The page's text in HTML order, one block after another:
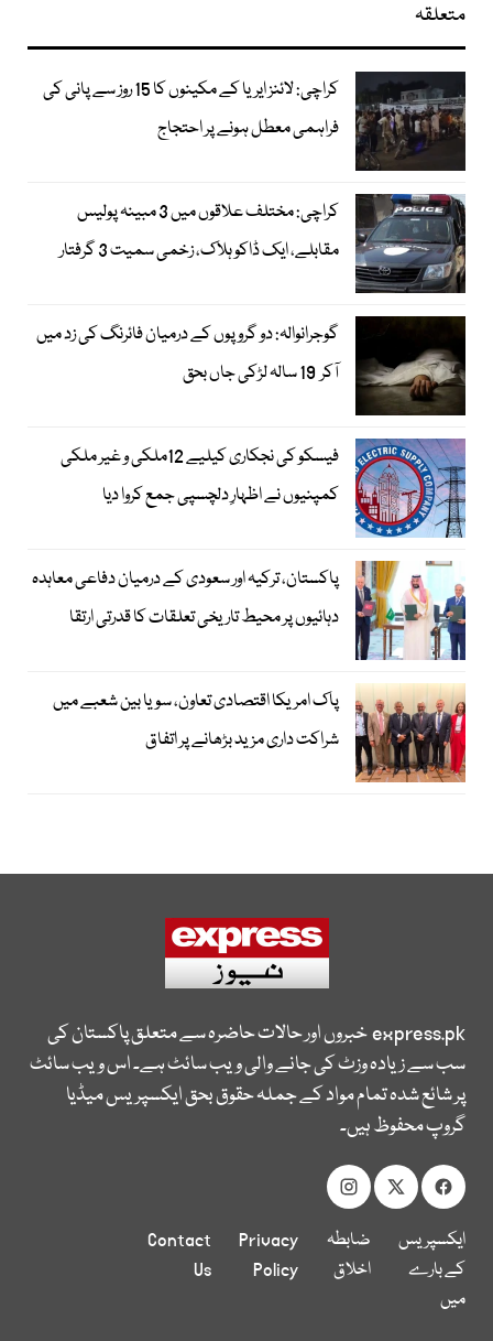
متعلقہ
کراچی: لائنز ایریا کے مکینوں کا 15 روز سے پانی کی
فراہمی معطل ہونے پر احتجاج
کراچی: مختلف علاقوں میں 3 مبینہ پولیس
مقابلے، ایک ڈاکو ہلاک، زخمی سمیت 3 گرفتار
گوجرانوالہ: دو گروپوں کے درمیان فائرنگ کی زد میں
آکر 19 سالہ لڑکی جاں بحق
فیسکو کی نجکاری کیلیے 12ملکی و غیر ملکی
کمپنیوں نے اظہارِ دلچسپی جمع کروا دیا
پاکستان، ترکیہ اور سعودی کے درمیان دفاعی معاہدہ
دہائیوں پر محیط تاریخی تعلقات کا قدرتی ارتقا
پاک امریکا اقتصادی تعاون، سویا بین شعبے میں
شراکت داری مزید بڑھانے پر اتفاق
express.pkخبروں اور حالات حاضرہ سے متعلق پاکستان کی
سب سے زیادہ وزٹ کی جانے والی ویب سائٹ ہے۔ اس ویب سائٹ
پر شائع شدہ تمام مواد کے جملہ حقوق بحق ایکسپریس میڈیا
گروپ محفوظ ہیں۔
ایکسپریس
کے بارے
میں
ضابطہ
اخلاق
Privacy
Policy
Contact
Us